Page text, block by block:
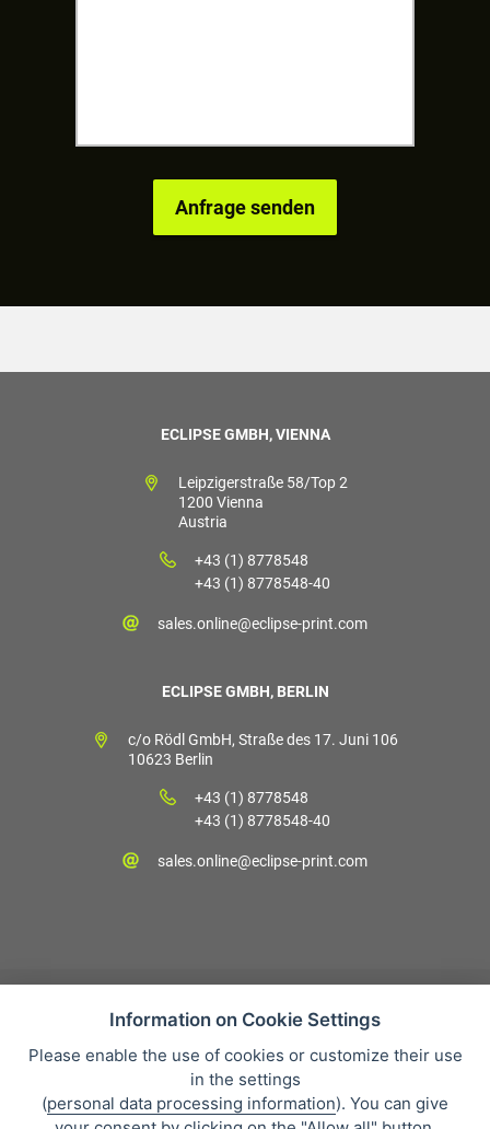
ECLIPSE GMBH, VIENNA
Leipzigerstraße 58/Top 2
1200 Vienna
Austria
+43 (1) 8778548
+43 (1) 8778548-40
sales.online@eclipse-print.com
ECLIPSE GMBH, BERLIN
c/o Rödl GmbH, Straße des 17. Juni 106
10623 Berlin
+43 (1) 8778548
+43 (1) 8778548-40
sales.online@eclipse-print.com
Verkaufsbedingungen
Datenschutz
Über uns
Information on Cookie Settings
Please enable the use of cookies or customize their use
in the settings
(personal data processing information). You can give